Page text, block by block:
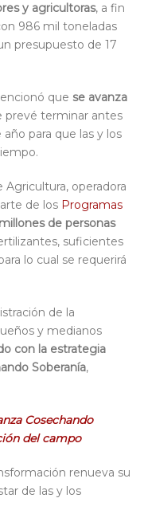
y agricultoras, a fin
986 mil toneladas
presupuesto de 17
que se avanza
prevé terminar antes
para que las y los
Agricultura, operadora
de los Programas
de personas
suficientes
lo cual se requerirá
de la
y medianos
con la estrategia
Soberanía,
Cosechando
del campo
renueva su
de las y los